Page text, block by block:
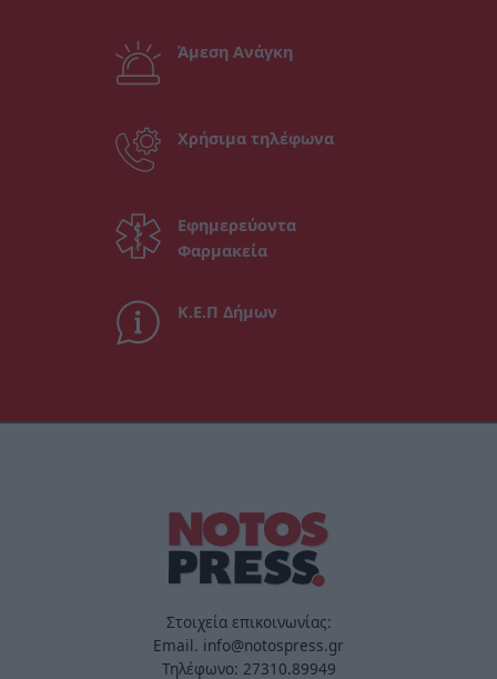
Άμεση Ανάγκη
Χρήσιμα τηλέφωνα
Εφημερεύοντα
Φαρμακεία
Κ.Ε.Π Δήμων
Στοιχεία επικοινωνίας:
Email. info@notospress.gr
Τηλέφωνο: 27310.89949